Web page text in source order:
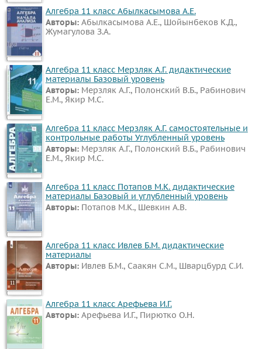
Алгебра 11 класс Абылкасымова А.Е.
Авторы: Абылкасымова А.Е., Шойынбеков К.Д.,
Жумагулова З.А.
Алгебра 11 класс Мерзляк А.Г. дидактические
материалы Базовый уровень
Авторы: Мерзляк А.Г., Полонский В.Б., Рабинович
Е.М., Якир М.С.
Алгебра 11 класс Мерзляк А.Г. самостоятельные и
контрольные работы Углубленный уровень
Авторы: Мерзляк А.Г., Полонский В.Б., Рабинович
Е.М., Якир М.С.
Алгебра 11 класс Потапов М.К. дидактические
материалы Базовый и углубленный уровень
Авторы: Потапов М.К., Шевкин А.В.
Алгебра 11 класс Ивлев Б.М. дидактические
материалы
Авторы: Ивлев Б.М., Саакян С.М., Шварцбурд С.И.
Алгебра 11 класс Арефьева И.Г.
Авторы: Арефьева И.Г., Пирютко О.Н.